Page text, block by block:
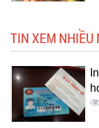
TIN XEM NHIỀU